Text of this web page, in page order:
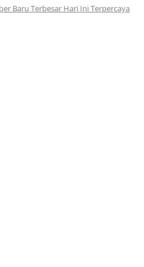
Baru Terbesar Hari Ini Terpercaya